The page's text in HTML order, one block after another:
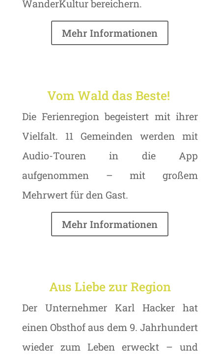
WanderKultur bereichern.
Mehr Informationen
Vom Wald das Beste!
Die Ferienregion begeistert mit ihrer
Vielfalt. 11 Gemeinden werden mit
Audio-Touren in die App
aufgenommen – mit großem
Mehrwert für den Gast.
Mehr Informationen
Aus Liebe zur Region
Der Unternehmer Karl Hacker hat
einen Obsthof aus dem 9. Jahrhundert
wieder zum Leben erweckt – und